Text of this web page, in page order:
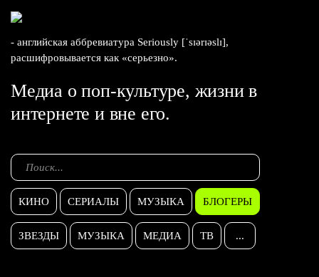
- английская аббревиатура Seriously [ˈsɪərɪəslɪ],
расшифровывается как «серьезно».
Медиа о поп-культуре, жизни в
интернете и вне его.
КИНО СЕРИАЛЫ МУЗЫКА БЛОГЕРЫ
ЗВЕЗДЫ МУЗЫКА МЕДИА ТВ ...